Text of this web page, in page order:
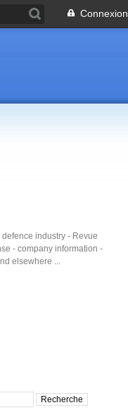
Connexion
defence industry - Revue
- company information -
elsewhere ...